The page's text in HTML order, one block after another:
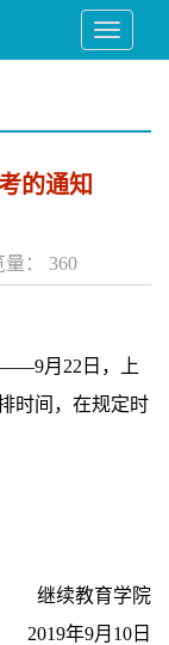
的通知
： 360
——9月22日，上
时间，在规定时
继续教育学院
10日